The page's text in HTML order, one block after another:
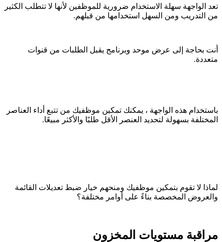
تعد الواجهة سهلة الاستخدام ضرورية للموظفين لأنها لا تتطلب الكثير
من التدريب ومن السهل استخدامها من قبلهم.
أنت بحاجة إلى عرض موحد وبرنامج يقبل الطلبات من قنوات
متعددة.
باستخدام هذه الواجهة ، يمكنك تمكين موظفيك من تتبع أداء العناصر
المختلفة بسهولة لتحديد العنصر الأقل طلبًا والأكثر مبيعًا.
لماذا لا تقوم بتمكين موظفيك ومنحهم خيار ضبط تعديلات القائمة
والعروض المخصصة بناءً على أوامر مختلفة؟
مراقبة مستويات المخزون